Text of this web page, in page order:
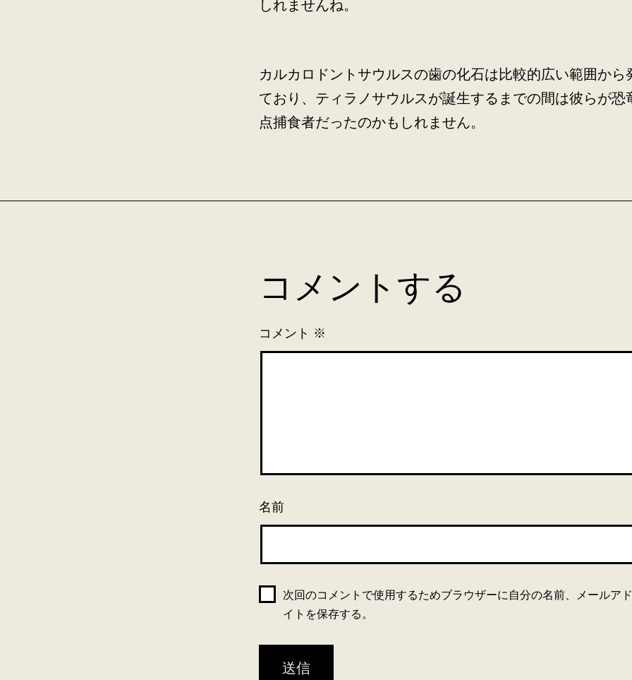
しれませんね。
カルカロドントサウルスの歯の化石は比較的広い範囲から
ており、ティラノサウルスが誕生するまでの間は彼らが恐
点捕食者だったのかもしれません。
コメントする
コメント ※
名前
次回のコメントで使用するためブラウザーに自分の名前、メールア
イトを保存する。